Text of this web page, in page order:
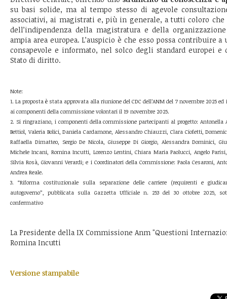
su basi solide, ma al tempo stesso di agevole
associativi, ai magistrati e, più in generale, a tutti coloro
dell’indipendenza della magistratura e della
ampia area europea. L’auspicio è che esso possa contribuire
consapevole e informato, nel solco degli standard europei
Stato di diritto.
Note:
1. La proposta è stata approvata alla riunione del CDC dell’ANM del 7 novembre 2025
ai componenti della commissione volontari il 19 novembre 2025.
2. Si ringraziano, i componenti della commissione partecipanti al progetto: Antonella
Bettiol, Valeria Bolici, Daniela Cardamone, Alessandro Chiauzzi, Clara Ciofetti,
Raffaella Dimatteo, Sergio De Nicola, Giuseppe Di Giorgio, Alessandra Dominici,
Michele Incani, Romina Incutti, Lorenzo Lentini, Chiara Maria Paolucci, Angelo
Silvia Rosà, Giovanni Verardi; e i Coordinatori della Commissione: Paola Cesaroni,
Andrea Reale.
3. “Riforma costituzionale sulla separazione delle carriere (requirenti e
autogoverno”, pubblicata sulla Gazzetta Ufficiale n. 253 del 30 ottobre 2025,
confermativo
La Presidente della IX Commissione Anm "Questioni
Romina Incutti
Versione stampabile